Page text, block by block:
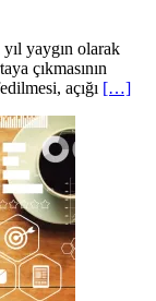
yıl yaygın olarak
çıkmasının
açığı […]